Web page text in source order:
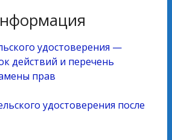
удостоверения —
действий и перечень
прав
удостоверения после